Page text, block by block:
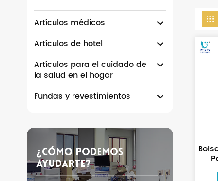
Artículos médicos
Artículos de hotel
Artículos para el cuidado de
la salud en el hogar
Fundas y revestimientos
¿Cómo Podemos
Ayudarte?